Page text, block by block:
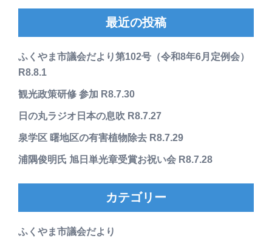
最近の投稿
ふくやま市議会だより第102号（令和8年6月定例会）
R8.8.1
観光政策研修 参加 R8.7.30
日の丸ラジオ日本の息吹 R8.7.27
泉学区 曙地区の有害植物除去 R8.7.29
浦隅俊明氏 旭日単光章受賞お祝い会 R8.7.28
カテゴリー
ふくやま市議会だより